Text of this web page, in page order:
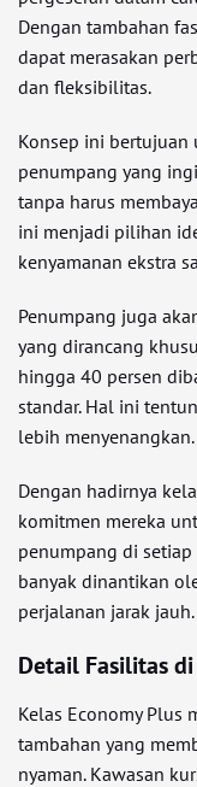
Dengan tambahan
dapat merasakan
dan fleksibilitas.
Konsep ini
penumpang yang
tanpa harus
ini menjadi pilihan
kenyamanan ekstra
Penumpang juga
yang dirancang
hingga 40 persen
standar. Hal ini
lebih menyenangkan.
Dengan hadirnya
komitmen mereka
penumpang di
banyak dinantikan
perjalanan jarak jauh.
Detail Fasilitas
Kelas Economy Plus
tambahan yang
nyaman. Kawasan